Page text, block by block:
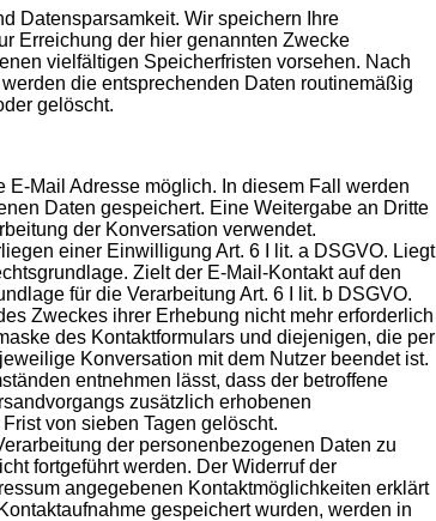
Datensparsamkeit. Wir speichern Ihre
Erreichung der hier genannten Zwecke
vielfältigen Speicherfristen vorsehen. Nach
die entsprechenden Daten routinemäßig
gelöscht.
Mail Adresse möglich. In diesem Fall werden
Daten gespeichert. Eine Weitergabe an Dritte
der Konversation verwendet.
einer Einwilligung Art. 6 I lit. a DSGVO. Liegt
Zielt der E-Mail-Kontakt auf den
für die Verarbeitung Art. 6 I lit. b DSGVO.
Zweckes ihrer Erhebung nicht mehr erforderlich
des Kontaktformulars und diejenigen, die per
Konversation mit dem Nutzer beendet ist.
entnehmen lässt, dass der betroffene
zusätzlich erhobenen
von sieben Tagen gelöscht.
der personenbezogenen Daten zu
fortgeführt werden. Der Widerruf der
angegebenen Kontaktmöglichkeiten erklärt
gespeichert wurden, werden in